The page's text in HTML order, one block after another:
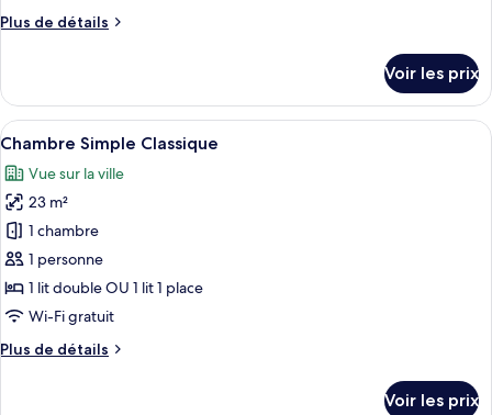
chambre :
Plus de détails
Plus
le
type
de
Chambre
Classique
Voir les prix
Afficher
toutes
les
photos
pour
ce
type
de
chambre :
Chambre
Minibar, coffres-forts dans les
5
Chambre Simple Classique
Vue sur la ville
23 m²
1 chambre
1 personne
1 lit double OU 1 lit 1 place
Wi-Fi gratuit
Plus de détails
Plus
Voir les prix